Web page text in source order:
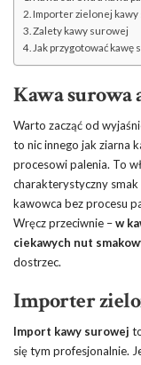
Importer zielonej
Zalety kawy surowej
Jak przygotować kawę
Kawa surowa
Warto zacząć od
to nic innego jak ziarna
procesowi palenia. To
charakterystyczny smak
kawowca bez procesu
Wręcz przeciwnie –w
ciekawych nut
dostrzec.
Importer
Import kawy surowej
się tym profesjonalnie.